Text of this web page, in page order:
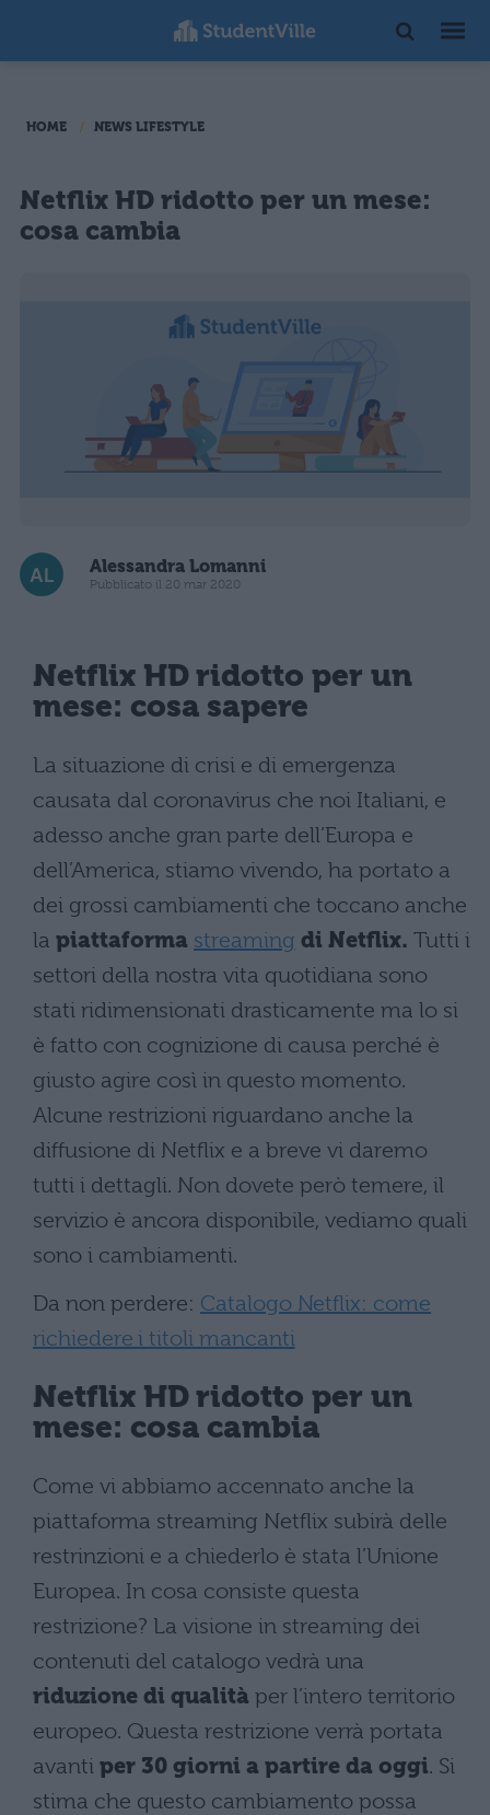
HOME NEWS LIFESTYLE
Netflix HD ridotto per un mese:
cosa cambia
Alessandra Lomanni
Pubblicato il 20 mar 2020
NetflixHD ridotto per un
mese: cosa sapere
La situazione di crisi e di emergenza
causata dal coronavirus che noi Italiani, e
adesso anche gran parte dell’Europa e
dell’America, stiamo vivendo, ha portato a
dei grossi cambiamenti che toccano anche
la piattaforma streaming di Netflix. Tutti i
settori della nostra vita quotidiana sono
stati ridimensionati drasticamente ma lo si
è fatto con cognizione di causa perché è
giusto agire così in questo momento.
Alcune restrizioni riguardano anche la
diffusione di Netflix e a breve vi daremo
tutti i dettagli. Non dovete però temere, il
servizio è ancora disponibile, vediamo quali
sono i cambiamenti.
Da non perdere: Catalogo Netflix: come
richiedere i titoli mancanti
Netflix HD ridotto per un
mese: cosa cambia
Come vi abbiamo accennato anche la
piattaforma streaming Netflix subirà delle
restrinzioni e a chiederlo è stata l’Unione
Europea. In cosa consiste questa
restrizione? La visione in streaming dei
contenuti del catalogo vedrà una
riduzione di qualità per l’intero territorio
europeo. Questa restrizione verrà portata
avanti per 30 giorni a partire da oggi. Si
stima che questo cambiamento possa